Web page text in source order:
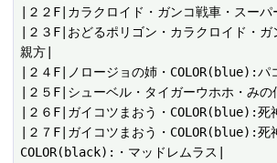
|２２F|カラクロイド・ガンコ戦車・スー
|２３F|おどるポリゴン・カラクロイド・
親方|
|２４F|ノロージョの姉・COLOR(blue):パ
|２５F|シューベル・タイガーウホホ・み
|２６F|ガイコツまおう・COLOR(blue):
|２７F|ガイコツまおう・COLOR(blue):死
COLOR(black):・マッドレムラス|